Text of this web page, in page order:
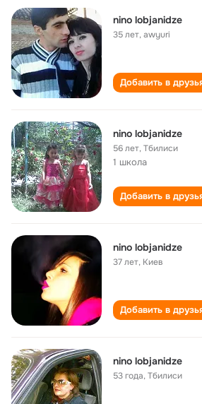
nino lobjanidze
35 лет,awyuri
Добавить в
nino lobjanidze
56 лет,Тбилиси
1 школа
Добавить в
nino lobjanidze
37 лет, Киев
Добавить в
nino lobjanidze
53 года,Тбилиси